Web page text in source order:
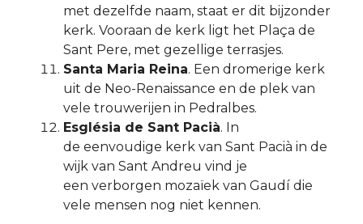
met dezelfde naam, staat er dit bijzonder
kerk. Vooraan de kerk ligt het Plaça de
Sant Pere, met gezellige terrasjes.
Santa Maria Reina. Een dromerige kerk
uit de Neo-Renaissance en de plek van
vele trouwerijen in Pedralbes.
Església de Sant Pacià. In
de eenvoudige kerk van Sant Pacià in de
wijk van Sant Andreu vind je
een verborgen mozaïek van Gaudí die
vele mensen nog niet kennen.